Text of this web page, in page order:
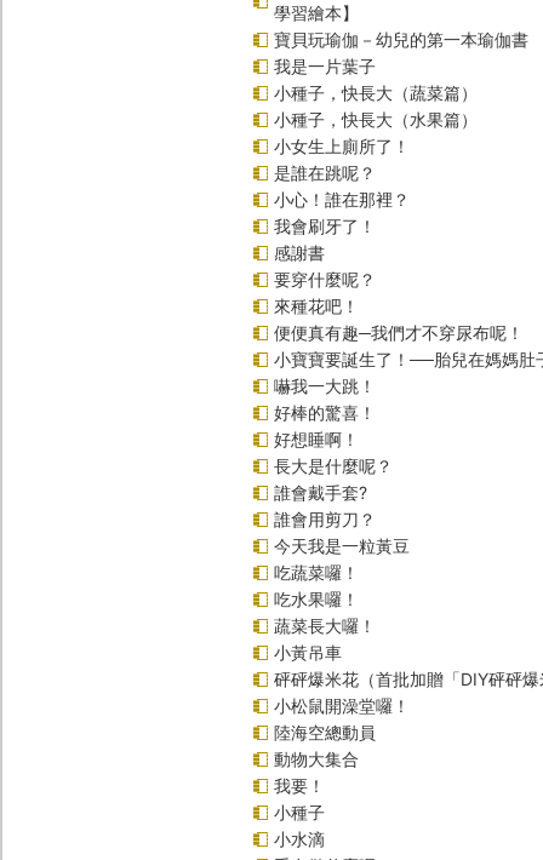
學習繪本】
寶貝玩瑜伽－幼兒的第一本瑜伽書
我是一片葉子
小種子，快長大（蔬菜篇）
小種子，快長大（水果篇）
小女生上廁所了！
是誰在跳呢？
小心！誰在那裡？
我會刷牙了！
感謝書
要穿什麼呢？
來種花吧！
便便真有趣─我們才不穿尿布呢！
小寶寶要誕生了！──胎兒在媽媽肚
嚇我一大跳！
好棒的驚喜！
好想睡啊！
長大是什麼呢？
誰會戴手套?
誰會用剪刀？
今天我是一粒黃豆
吃蔬菜囉！
吃水果囉！
蔬菜長大囉！
小黃吊車
砰砰爆米花（首批加贈「DIY砰砰
小松鼠開澡堂囉！
陸海空總動員
動物大集合
我要！
小種子
小水滴